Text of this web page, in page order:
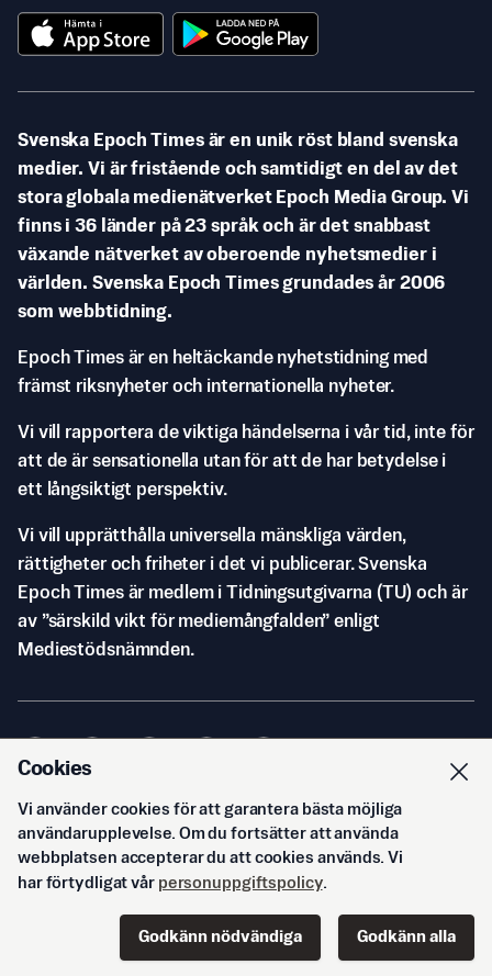
Svenska Epoch Times är en unik röst bland svenska
medier. Vi är fristående och samtidigt en del av det
stora globala medienätverket Epoch Media Group. Vi
finns i 36 länder på 23 språk och är det snabbast
växande nätverket av oberoende nyhetsmedier i
världen. Svenska Epoch Times grundades år 2006
som webbtidning.
Epoch Times är en heltäckande nyhetstidning med
främst riksnyheter och internationella nyheter.
Vi vill rapportera de viktiga händelserna i vår tid, inte för
att de är sensationella utan för att de har betydelse i
ett långsiktigt perspektiv.
Vi vill upprätthålla universella mänskliga värden,
rättigheter och friheter i det vi publicerar. Svenska
Epoch Times är medlem i Tidningsutgivarna (TU) och är
av ”särskild vikt för mediemångfalden” enligt
Mediestödsnämnden.
© Svenska Epoch Times AB2026
Cookies
Vi använder cookies för att garantera bästa möjliga
användarupplevelse. Om du fortsätter att använda
webbplatsen accepterar du att cookies används. Vi
har förtydligat vår personuppgiftspolicy.
Godkänn nödvändiga Godkänn alla